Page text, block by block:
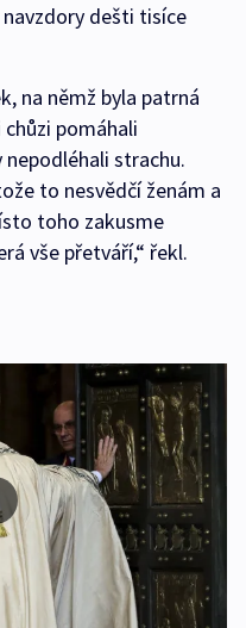
navzdory dešti tisíce
na němž byla patrná
pomáhali
nepodléhali strachu.
to nesvědčí ženám a
toho zakusme
vše přetváří,“ řekl.